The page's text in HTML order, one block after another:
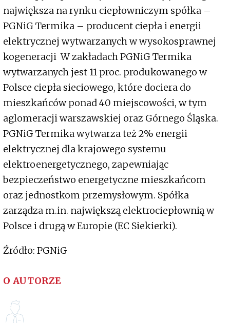
największa na rynku ciepłowniczym spółka –
PGNiG Termika – producent ciepła i energii
elektrycznej wytwarzanych w wysokosprawnej
kogeneracji W zakładach PGNiG Termika
wytwarzanych jest 11 proc. produkowanego w
Polsce ciepła sieciowego, które dociera do
mieszkańców ponad 40 miejscowości, w tym
aglomeracji warszawskiej oraz Górnego Śląska.
PGNiG Termika wytwarza też 2% energii
elektrycznej dla krajowego systemu
elektroenergetycznego, zapewniając
bezpieczeństwo energetyczne mieszkańcom
oraz jednostkom przemysłowym. Spółka
zarządza m.in. największą elektrociepłownią w
Polsce i drugą w Europie (EC Siekierki).
Źródło: PGNiG
O AUTORZE